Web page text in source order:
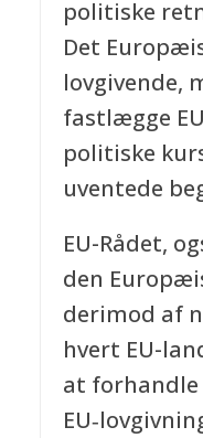
politiske
Det
lovgivende,
fastlægge
politiske
uventede
EU-Rådet,
den
derimod af
hvert EU-
at forhandle